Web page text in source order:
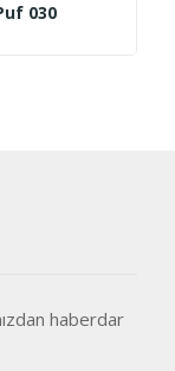
030
haberdar